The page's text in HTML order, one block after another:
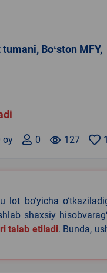
Boʻston MFY,
remove_red_eye 127
0
oy
lot bo‘yicha
shaxsiy
talab etiladi. Bunda,